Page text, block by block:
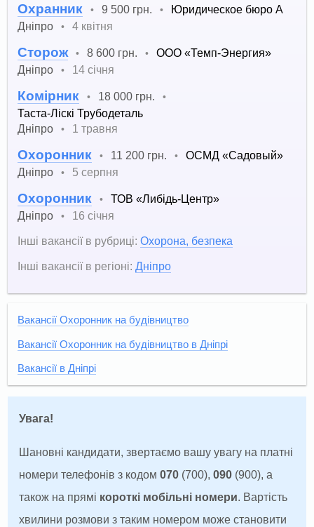
Охранник • 9 500 грн. •
Юридическое бюро А
Дніпро
• 4 квітня
Сторож • 8 600 грн. •
ООО «Темп-Энергия»
Дніпро
• 14 січня
Комірник • 18 000 грн. •
Таста-Ліскі Трубодеталь
Дніпро
• 1 травня
Охоронник • 11 200 грн. •
ОСМД «Садовый»
Дніпро
• 5 серпня
Охоронник •
ТОВ «Либідь-Центр»
Дніпро
•
16 січня
Інші вакансії в рубриці: Охорона, безпека
Інші вакансії в регіоні: Дніпро
Вакансії Охоронник на будівництво
Вакансії Охоронник на будівництво в Дніпрі
Вакансії в Дніпрі
Увага!
Шановні кандидати, звертаємо вашу увагу на платні
номери телефонів з кодом070 (700),090 (900), а
також на прямі короткі мобільні номери. Вартість
хвилини розмови з таким номером може становити